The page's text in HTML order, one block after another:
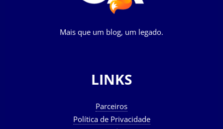
Mais que um blog, um legado.
LINKS
Parceiros
Política de Privacidade